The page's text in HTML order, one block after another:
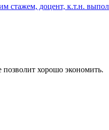
стажем, доцент, к.т.н.
хорошо экономить.